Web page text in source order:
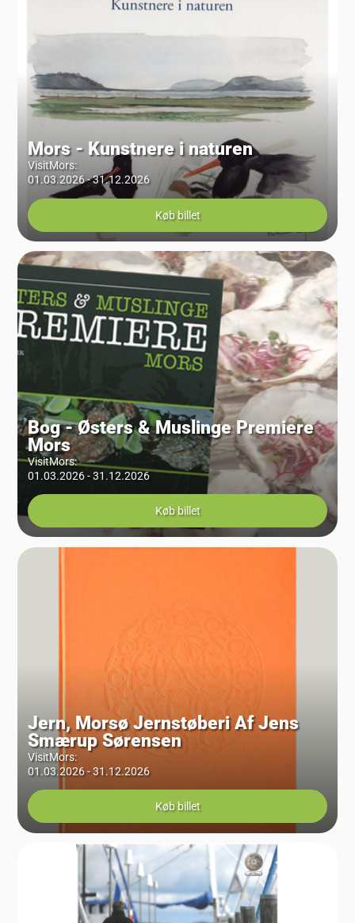
Mors - Kunstnere i naturen
VisitMors:
01.03.2026 - 31.12.2026
Køb billet
Bog - Østers & Muslinge Premiere
Mors
VisitMors:
01.03.2026 - 31.12.2026
Køb billet
Jern, Morsø Jernstøberi Af Jens
Smærup Sørensen
VisitMors:
01.03.2026 - 31.12.2026
Køb billet